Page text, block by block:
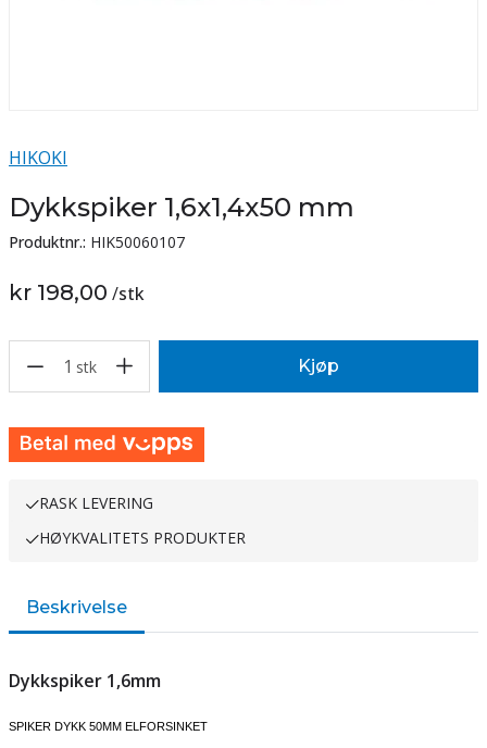
HIKOKI
Dykkspiker 1,6x1,4x50 mm
Produktnr.: HIK50060107
kr 198,00 /stk
1 stk Kjøp
RASK LEVERING
HØYKVALITETS PRODUKTER
Beskrivelse
Dykkspiker 1,6mm
SPIKER DYKK 50MM ELFORSINKET